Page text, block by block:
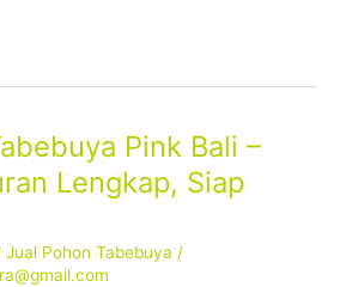
Pink Bali –
Lengkap, Siap
Jual Pohon Tabebuya /